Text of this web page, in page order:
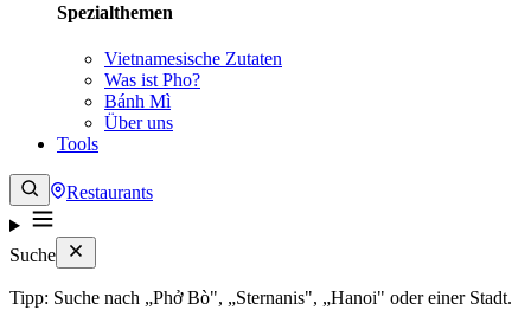
Spezialthemen
Vietnamesische Zutaten
Was ist Pho?
Bánh Mì
Über uns
Tools
Restaurants
Suche
Tipp: Suche nach „Phở Bò", „Sternanis", „Hanoi" oder einer Stadt.